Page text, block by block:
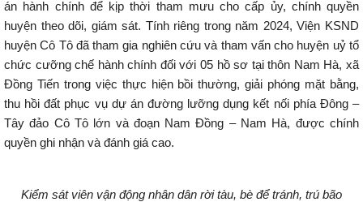
án hành chính để kịp thời tham mưu cho cấp ủy, chính quyền
huyện theo dõi, giám sát. Tính riêng trong năm 2024, Viện KSND
huyện Cô Tô đã tham gia nghiên cứu và tham vấn cho huyện uỷ tổ
chức cưỡng chế hành chính đối với 05 hồ sơ tại thôn Nam Hà, xã
Đồng Tiến trong việc thực hiện bồi thường, giải phóng mặt bằng,
thu hồi đất phục vụ dự án đường lưỡng dụng kết nối phía Đông –
Tây đảo Cô Tô lớn và đoạn Nam Đồng – Nam Hà, được chính
quyền ghi nhận và đánh giá cao.
Kiểm sát viên vận động nhân dân rời tàu, bè để tránh, trú bão